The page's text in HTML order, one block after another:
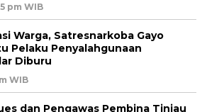
pm WIB
Warga, Satresnarkoba Gayo
Pelaku Penyalahgunaan
Diburu
WIB
dan Pengawas Pembina Tinjau